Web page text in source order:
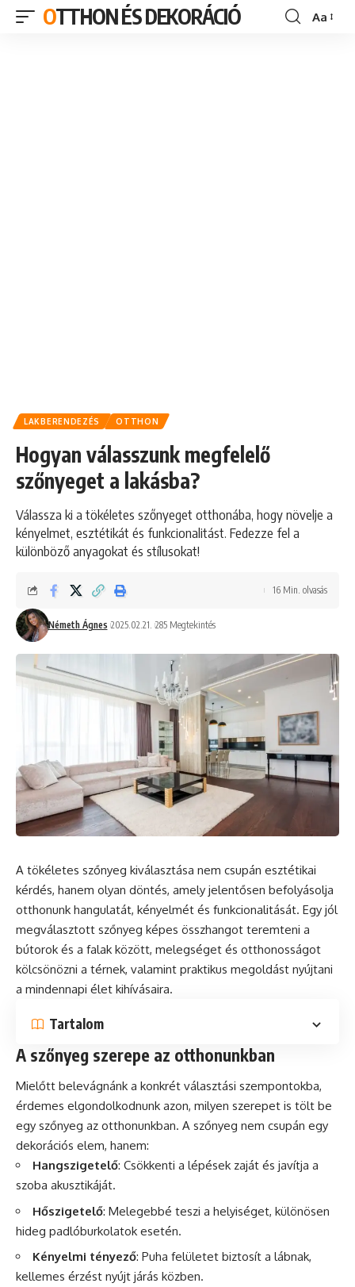
OTTHON ÉS DEKORÁCIÓ
Font
Aa
LAKBERENDEZÉS OTTHON
Hogyan válasszunk megfelelő
szőnyeget a lakásba?
Válassza ki a tökéletes szőnyeget otthonába, hogy növelje a
kényelmet, esztétikát és funkcionalitást. Fedezze fel a
különböző anyagokat és stílusokat!
Németh Ágnes 2025.02.21. 285 Megtekintés
16 Min. olvasás
A tökéletes szőnyeg kiválasztása nem csupán esztétikai
kérdés, hanem olyan döntés, amely jelentősen befolyásolja
otthonunk hangulatát, kényelmét és funkcionalitását. Egy jól
megválasztott szőnyeg képes összhangot teremteni a
bútorok és a falak között, melegséget és otthonosságot
kölcsönözni a térnek, valamint praktikus megoldást nyújtani
a mindennapi élet kihívásaira.
Tartalom
A szőnyeg szerepe az otthonunkban
Mielőtt belevágnánk a konkrét választási szempontokba,
érdemes elgondolkodnunk azon, milyen szerepet is tölt be
egy szőnyeg az otthonunkban. A szőnyeg nem csupán egy
dekorációs elem, hanem:
Hangszigetelő: Csökkenti a lépések zaját és javítja a
szoba akusztikáját.
Hőszigetelő: Melegebbé teszi a helyiséget, különösen
hideg padlóburkolatok esetén.
Kényelmi tényező: Puha felületet biztosít a lábnak,
kellemes érzést nyújt járás közben.